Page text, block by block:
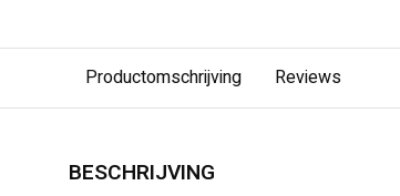
Productomschrijving Reviews
BESCHRIJVING